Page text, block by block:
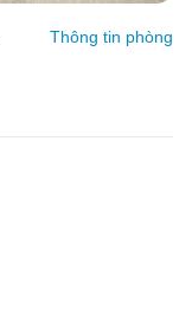
Thông tin phòng